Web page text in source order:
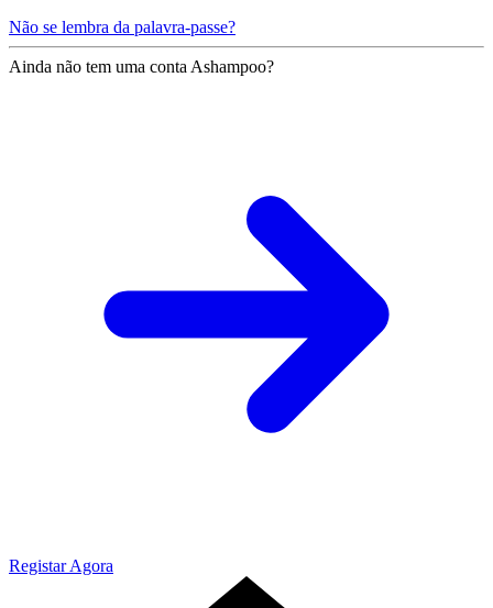
Não se lembra da palavra-passe?
Ainda não tem uma conta Ashampoo?
Registar Agora